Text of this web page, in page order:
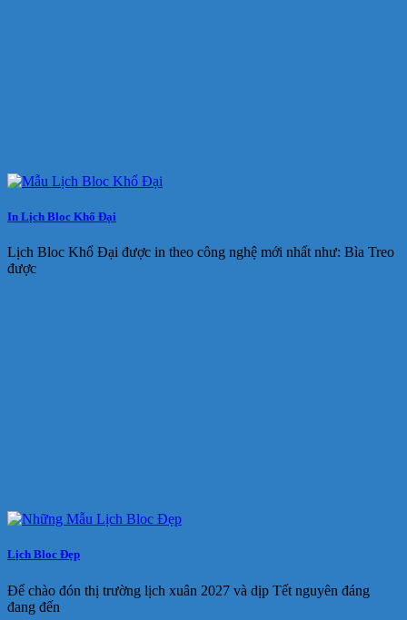
In Lịch Bloc Khổ Đại
Lịch Bloc Khổ Đại được in theo công nghệ mới nhất như: Bìa Treo
được
Lịch Bloc Đẹp
Để chào đón thị trường lịch xuân 2027 và dịp Tết nguyên đáng
đang đến